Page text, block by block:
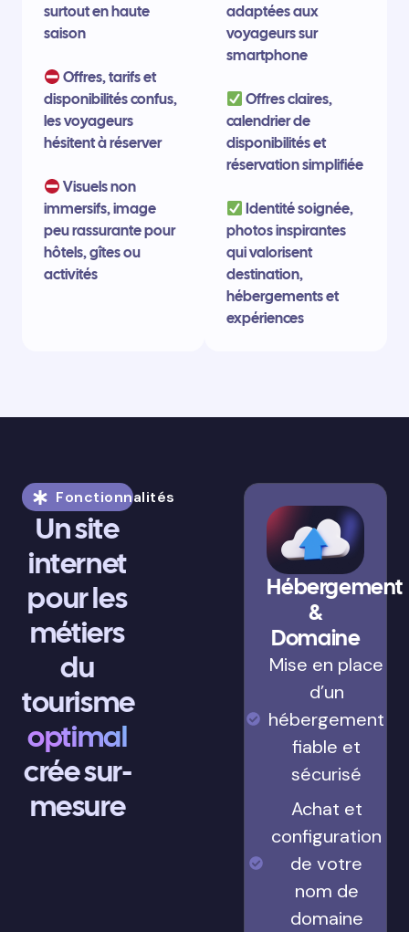
surtout en haute
saison
Offres, tarifs et
disponibilités confus,
les voyageurs
hésitent à réserver
Visuels non
immersifs, image
peu rassurante pour
hôtels, gîtes ou
activités
adaptées aux
voyageurs sur
smartphone
Offres claires,
calendrier de
disponibilités et
réservation simplifiée
Identité soignée,
photos inspirantes
qui valorisent
destination,
hébergements et
expériences
Fonctionnalités
Un site
internet
pour les
métiers
du
tourisme
optimal
crée sur-
mesure
Hébergement
&
Domaine
Mise en place
d’un
hébergement
fiable et
sécurisé
Achat et
configuration
de votre
nom de
domaine